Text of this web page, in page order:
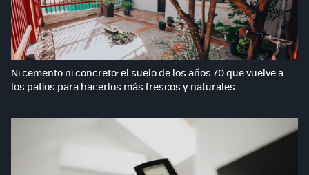
Ni cemento ni concreto: el suelo de los años 70 que vuelve a
los patios para hacerlos más frescos y naturales